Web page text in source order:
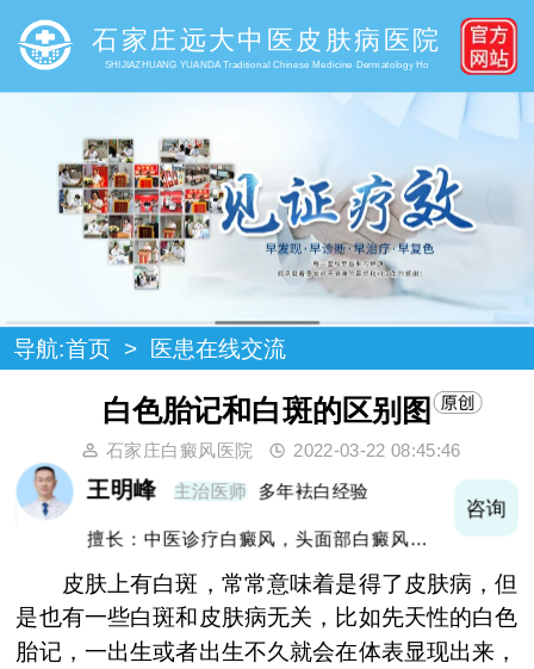
石家庄远大中医皮肤病医院
SHIJIAZHUANG YUANDA Traditional Chinese Medicine Dermatology Ho
导航:首页 > 医患在线交流
白色胎记和白斑的区别图
石家庄白癜风医院 2022-03-22 08:45:46
王明峰 主治医师 多年袪白经验
擅长：中医诊疗白癜风，头面部白癜风，青
咨询
皮肤上有白斑，常常意味着是得了皮肤病，但
是也有一些白斑和皮肤病无关，比如先天性的白色
胎记，一出生或者出生不久就会在体表显现出来，